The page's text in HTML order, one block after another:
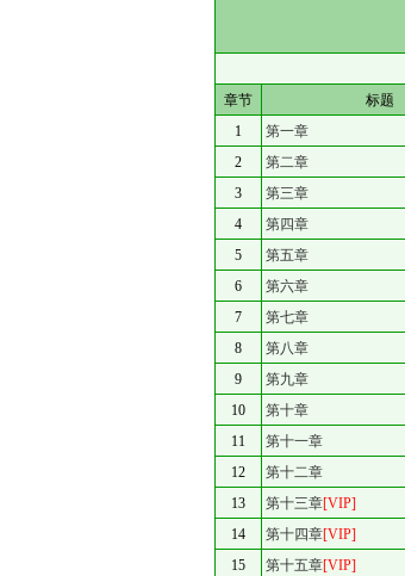
章节
标题
1
第一章
2
第二章
3
第三章
4
第四章
5
第五章
6
第六章
7
第七章
8
第八章
9
第九章
10
第十章
11
第十一章
12
第十二章
13
第十三章[VIP]
14
第十四章[VIP]
15
第十五章[VIP]